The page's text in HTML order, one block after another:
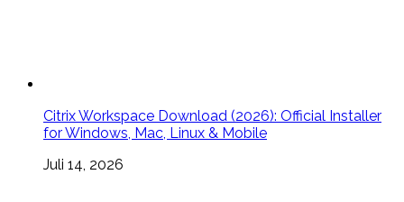
Citrix Workspace Download (2026): Official Installer
for Windows, Mac, Linux & Mobile
Juli 14, 2026